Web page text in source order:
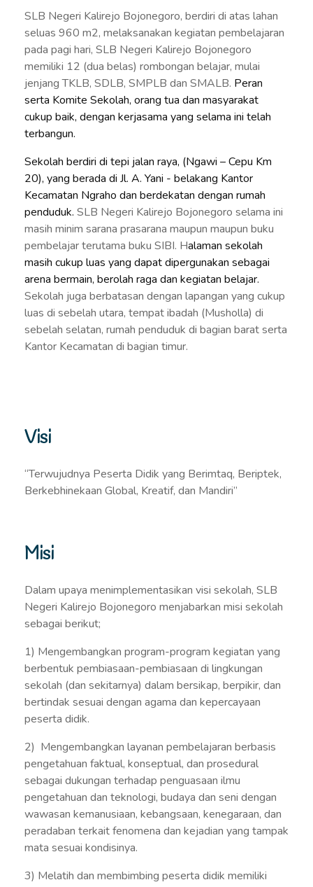
SLB Negeri Kalirejo Bojonegoro, berdiri di atas lahan
seluas 960 m2, melaksanakan kegiatan pembelajaran
pada pagi hari, SLB Negeri Kalirejo Bojonegoro
memiliki 12 (dua belas) rombongan belajar, mulai
jenjang TKLB, SDLB, SMPLB dan SMALB. Peran
serta Komite Sekolah, orang tua dan masyarakat
cukup baik, dengan kerjasama yang selama ini telah
terbangun.
Sekolah berdiri di tepi jalan raya, (Ngawi – Cepu Km
20), yang berada di Jl. A. Yani - belakang Kantor
Kecamatan Ngraho dan berdekatan dengan rumah
penduduk. SLB Negeri Kalirejo Bojonegoro selama ini
masih minim sarana prasarana maupun maupun buku
pembelajar terutama buku SIBI. Halaman sekolah
masih cukup luas yang dapat dipergunakan sebagai
arena bermain, berolah raga dan kegiatan belajar.
Sekolah juga berbatasan dengan lapangan yang cukup
luas di sebelah utara, tempat ibadah (Musholla) di
sebelah selatan, rumah penduduk di bagian barat serta
Kantor Kecamatan di bagian timur.
Visi
“Terwujudnya Peserta Didik yang Berimtaq, Beriptek,
Berkebhinekaan Global, Kreatif, dan Mandiri”
Misi
Dalam upaya menimplementasikan visi sekolah, SLB
Negeri Kalirejo Bojonegoro menjabarkan misi sekolah
sebagai berikut;
1) Mengembangkan program-program kegiatan yang
berbentuk pembiasaan-pembiasaan di lingkungan
sekolah (dan sekitarnya) dalam bersikap, berpikir, dan
bertindak sesuai dengan agama dan kepercayaan
peserta didik.
2) Mengembangkan layanan pembelajaran berbasis
pengetahuan faktual, konseptual, dan prosedural
sebagai dukungan terhadap penguasaan ilmu
pengetahuan dan teknologi, budaya dan seni dengan
wawasan kemanusiaan, kebangsaan, kenegaraan, dan
peradaban terkait fenomena dan kejadian yang tampak
mata sesuai kondisinya.
3) Melatih dan membimbing peserta didik memiliki